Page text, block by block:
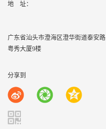
地    址：
广东省汕头市澄海区澄华街道泰安路
粤秀大厦9楼
分享到